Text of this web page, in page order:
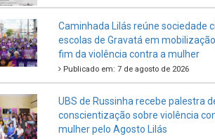
Caminhada Lilás reúne sociedade
escolas de Gravatá em
fim da violência contra a mulher
Publicado em: 7 de agosto de 2026
UBS de Russinha recebe palestra
conscientização sobre violência
mulher pelo Agosto Lilás